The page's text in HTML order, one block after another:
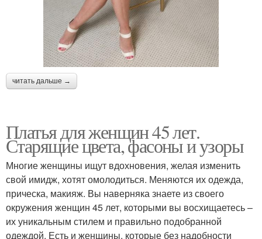
читать дальше →
Платья для женщин 45 лет.
Старящие цвета, фасоны и узоры
Многие женщины ищут вдохновения, желая изменить
свой имидж, хотят омолодиться. Меняются их одежда,
прическа, макияж. Вы наверняка знаете из своего
окружения женщин 45 лет, которыми вы восхищаетесь –
их уникальным стилем и правильно подобранной
одеждой. Есть и женщины, которые без надобности